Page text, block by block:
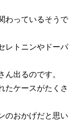
わっているそうで
レトニンやドーパ
ん出るのです。
たケースがたくさ
のおかげだと思い